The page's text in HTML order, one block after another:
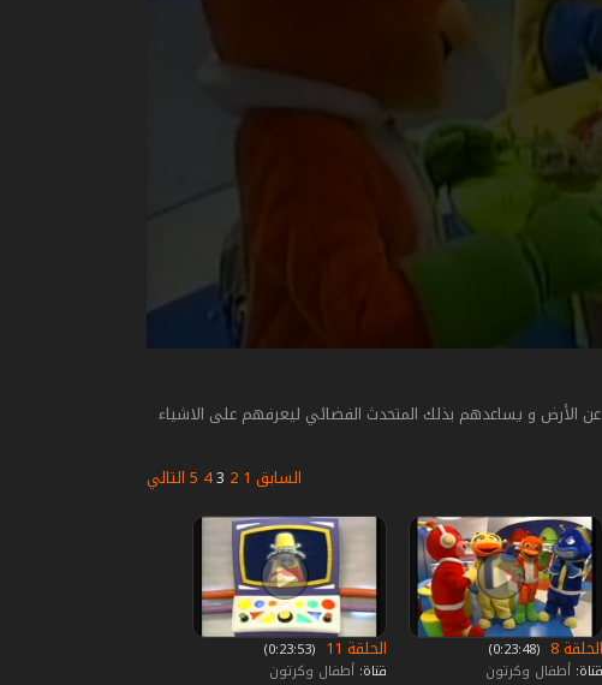
و يساعدهم بذلك المتحدث الفضائي ليعرفهم على الاشياء
السابق 1
2
3
4
5 التالي
الحلقة 8
‏ (0:23:48)
قناة: أطفال وكرتون
الحلقة 11
‏ (0:23:53)
قناة: أطفال وكرتون